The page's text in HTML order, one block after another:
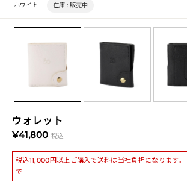
ウォレット
¥41,800 税込
税込11,000円以上ご購入で送料は当社負担になります
で
ホワイト 在庫 : 販売中